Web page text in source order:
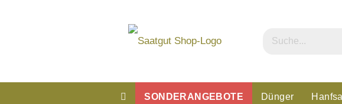
SONDERANGEBOTE Dünger